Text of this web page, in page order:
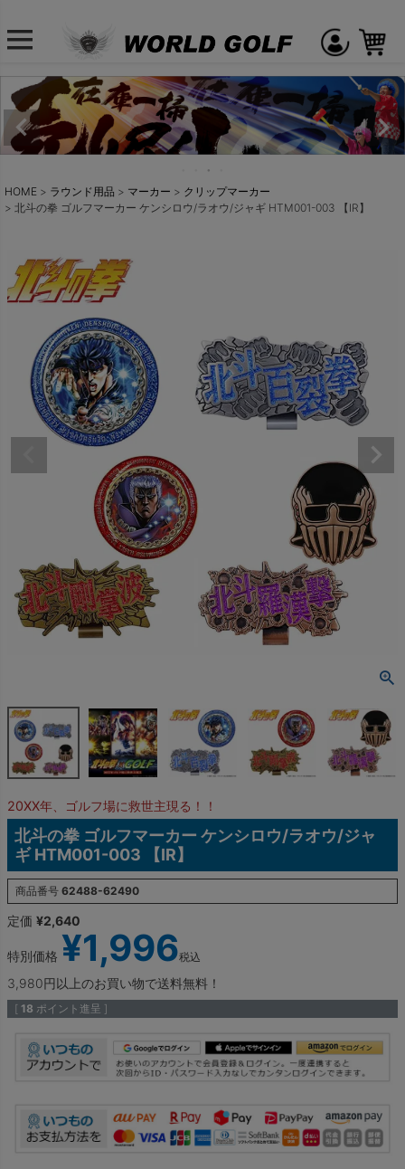
HOME ラウンド用品 マーカー
クリップマーカー
北斗の拳 ゴルフマーカー ケンシロウ/ラオウ/ジャギ HTM001-003 【IR】
20XX年、ゴルフ場に救世主現る！！
北斗の拳 ゴルフマーカー ケンシロウ/ラオウ/ジャ
ギ HTM001-003 【IR】
商品番号 62488-62490
定価 ¥2,640
特別価格 ¥1,996税込
3,980円以上のお買い物で送料無料！
[ 18 ポイント進呈 ]